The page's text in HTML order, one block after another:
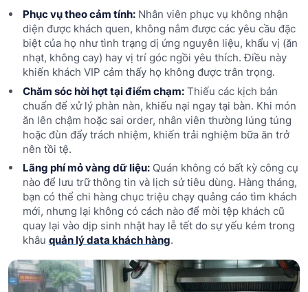
Phục vụ theo cảm tính:Nhân viên phục vụ không nhận
diện được khách quen, không nắm được các yêu cầu đặc
biệt của họ như tình trạng dị ứng nguyên liệu, khẩu vị (ăn
nhạt, không cay) hay vị trí góc ngồi yêu thích. Điều này
khiến khách VIP cảm thấy họ không được trân trọng.
Chăm sóc hời hợt tại điểm chạm:Thiếu các kịch bản
chuẩn để xử lý phàn nàn, khiếu nại ngay tại bàn. Khi món
ăn lên chậm hoặc sai order, nhân viên thường lúng túng
hoặc đùn đẩy trách nhiệm, khiến trải nghiệm bữa ăn trở
nên tồi tệ.
Lãng phí mỏ vàng dữ liệu:Quán không có bất kỳ công cụ
nào để lưu trữ thông tin và lịch sử tiêu dùng. Hàng tháng,
bạn có thể chi hàng chục triệu chạy quảng cáo tìm khách
mới, nhưng lại không có cách nào để mời tệp khách cũ
quay lại vào dịp sinh nhật hay lễ tết do sự yếu kém trong
khâu quản lý data khách hàng.